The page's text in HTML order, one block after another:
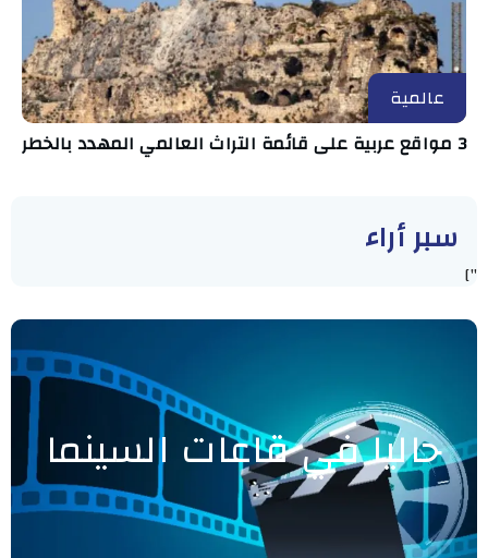
عالمية
3 مواقع عربية على قائمة التراث العالمي المهدد بالخطر
سبر أراء
"]
حاليا في قاعات السينما